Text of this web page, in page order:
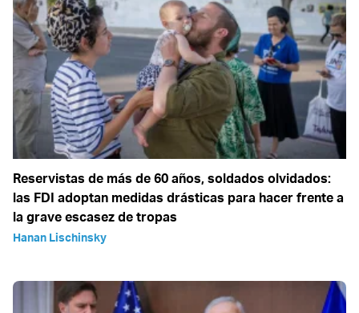
Reservistas de más de 60 años, soldados olvidados:
las FDI adoptan medidas drásticas para hacer frente a
la grave escasez de tropas
Hanan Lischinsky